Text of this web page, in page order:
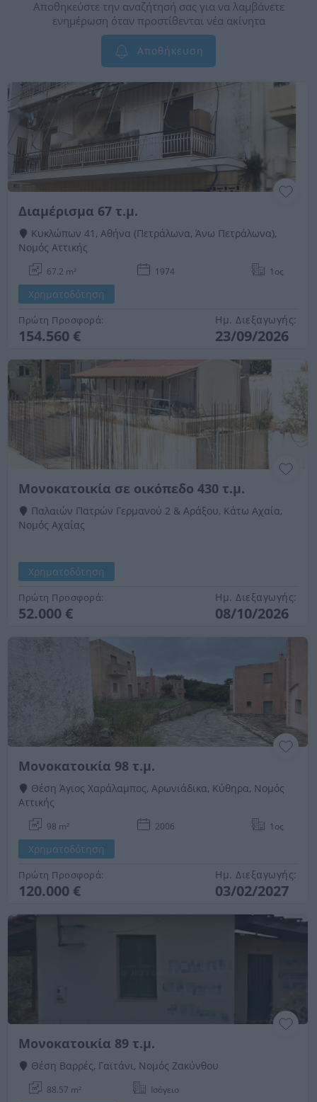
Αποθηκεύστε την αναζήτησή σας για να λαμβάνετε
ενημέρωση όταν προστίθενται νέα ακίνητα
Αποθήκευση
Διαμέρισμα 67 τ.μ.
Κυκλώπων 41, Αθήνα (Πετράλωνα, Άνω Πετράλωνα),
Νομός Αττικής
67.2 m² 1974 1ος
Χρηματοδότηση
Πρώτη Προσφορά:
154.560 €
Ημ. Διεξαγωγής:
23/09/2026
Μονοκατοικία σε οικόπεδο 430 τ.μ.
Παλαιών Πατρών Γερμανού 2 & Αράξου, Κάτω Αχαία,
Νομός Αχαίας
Χρηματοδότηση
Πρώτη Προσφορά:
52.000 €
Ημ. Διεξαγωγής:
08/10/2026
Μονοκατοικία 98 τ.μ.
Θέση Άγιος Χαράλαμπος, Αρωνιάδικα, Κύθηρα, Νομός
Αττικής
98 m² 2006 1ος
Χρηματοδότηση
Πρώτη Προσφορά:
120.000 €
Ημ. Διεξαγωγής:
03/02/2027
Μονοκατοικία 89 τ.μ.
Θέση Βαρρές, Γαϊτάνι, Νομός Ζακύνθου
88.57 m² Ισόγειο